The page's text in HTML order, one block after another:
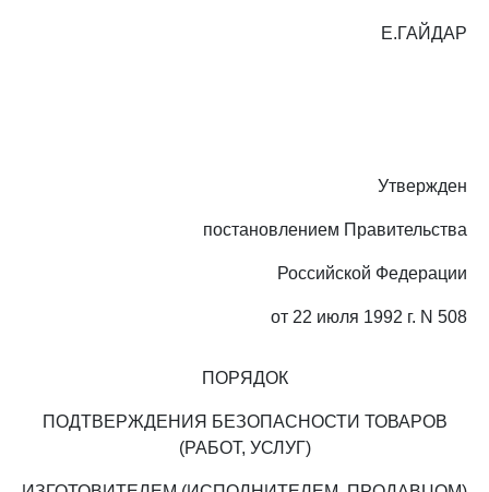
Е.ГАЙДАР
Утвержден
постановлением Правительства
Российской Федерации
от 22 июля 1992 г. N 508
ПОРЯДОК
ПОДТВЕРЖДЕНИЯ БЕЗОПАСНОСТИ ТОВАРОВ
(РАБОТ, УСЛУГ)